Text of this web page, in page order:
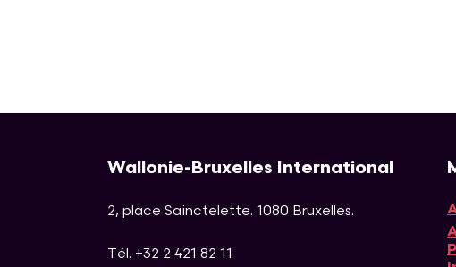
Wallonie-Bruxelles International
2, place Sainctelette. 1080 Bruxelles.
Tél. +32 2 421 82 11